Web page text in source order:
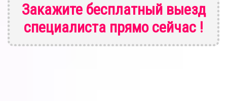
Закажите бесплатный выезд
специалиста прямо сейчас !